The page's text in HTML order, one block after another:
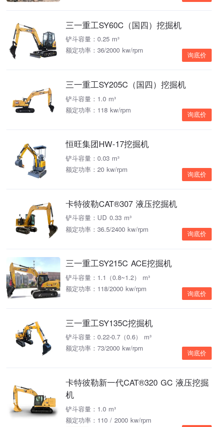
三一重工SY60C（国四）挖掘机
铲斗容量：0.25 m³
额定功率：36/2000 kw/rpm
询底价
三一重工SY205C（国四）挖掘机
铲斗容量：1.0 m³
额定功率：118 kw/rpm
询底价
恒旺集团HW-17挖掘机
铲斗容量：0.03 m³
额定功率：20 kw/rpm
询底价
卡特彼勒CAT®307 液压挖掘机
铲斗容量：UD 0.33 m³
额定功率：36.5/2400 kw/rpm
询底价
三一重工SY215C ACE挖掘机
铲斗容量：1.1（0.8~1.2） m³
额定功率：118/2000 kw/rpm
询底价
三一重工SY135C挖掘机
铲斗容量：0.22-0.7（0.6） m³
额定功率：73/2000 kw/rpm
询底价
卡特彼勒新一代CAT®320 GC 液压挖掘
机
铲斗容量：1.0 m³
额定功率：110 / 2000 kw/rpm